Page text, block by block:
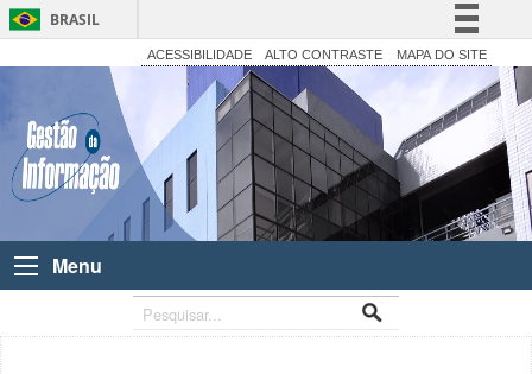
BRASIL
Simplifique!
Comunica BR
Participe
Acesso à informação
Legislação
ACESSIBILIDADE ALTO CONTRASTE MAPA DO SITE
Menu